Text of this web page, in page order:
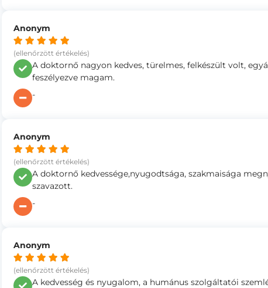
Anonym
(ellenőrzött értékelés)
A doktornő nagyon kedves, türelmes, felkészült volt,
feszélyezve magam.
-
Anonym
(ellenőrzött értékelés)
A doktornő kedvessége,nyugodtsága, szakmaisága
szavazott.
-
Anonym
(ellenőrzött értékelés)
A kedvesség és nyugalom, a humánus szolgáltatói